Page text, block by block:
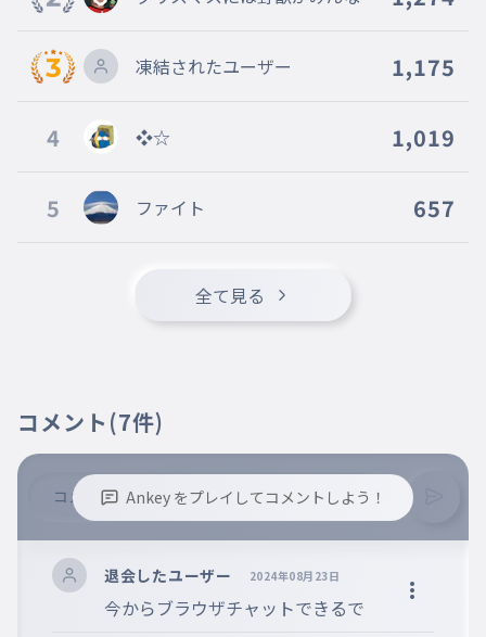
凍結されたユーザー 1,175
4 ❖☆ 1,019
5 ファイト 657
全て見る
コメント (7件)
Ankey をプレイしてコメントしよう！
※コメントするには、ログインが必要です。
退会したユーザー 2024年08月23日
今からブラウザチャットできるで